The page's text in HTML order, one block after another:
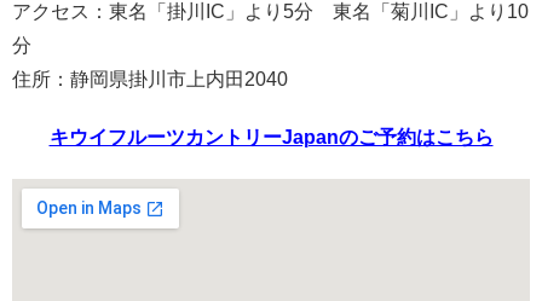
アクセス：東名「掛川IC」より5分 東名「菊川IC」より10
分
住所：静岡県掛川市上内田2040
キウイフルーツカントリーJapanのご予約はこちら